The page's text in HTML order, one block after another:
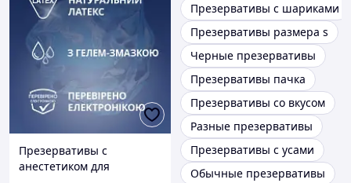
Презервативы с
анестетиком для
Презервативы с шариками
Презервативы размера s
Черные презервативы
Презервативы пачка
Презервативы со вкусом
Разные презервативы
Презервативы с усами
Обычные презервативы